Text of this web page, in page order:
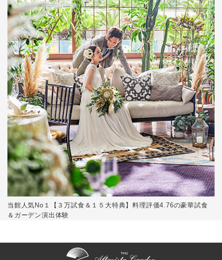
当館人気No１【３万試食＆１５大特典】料理評価4.76の豪華試食
＆ガーデン演出体験